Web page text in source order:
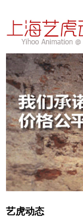
艺虎动态